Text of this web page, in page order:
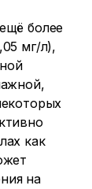
более
мг/л),
как
на